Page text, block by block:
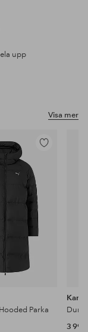
upp
Visa mer
Lägg
favoriter
Parka
Kari
3 999